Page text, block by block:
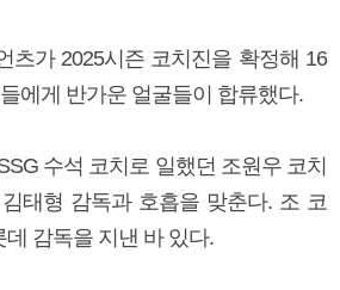
츠가 2025시즌 코치진을 확정해 16
에게 반가운 얼굴들이 합류했다.
수석 코치로 일했던 조원우 코치
태형 감독과 호흡을 맞춘다. 조 코
데 감독을 지낸 바 있다.